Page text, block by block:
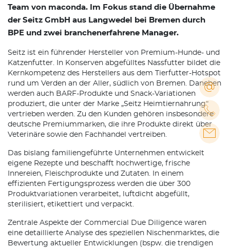
Team von maconda. Im Fokus stand die Übernahme
der Seitz GmbH aus Langwedel bei Bremen durch
BPE und zwei branchenerfahrene Manager.
Seitz ist ein führender Hersteller von Premium-Hunde- und
Katzenfutter. In Konserven abgefülltes Nassfutter bildet die
Kernkompetenz des Herstellers aus dem Tierfutter-Hotspot
rund um Verden an der Aller, südlich von Bremen. Daneben
werden auch BARF-Produkte und Snack-Variationen
produziert, die unter der Marke „Seitz Heimtiernahrung“
vertrieben werden. Zu den Kunden gehören insbesondere
deutsche Premiummarken, die ihre Produkte direkt über
Veterinäre sowie den Fachhandel vertreiben.
Das bislang familiengeführte Unternehmen entwickelt
eigene Rezepte und beschafft hochwertige, frische
Innereien, Fleischprodukte und Zutaten. In einem
effizienten Fertigungsprozess werden die über 300
Produktvariationen verarbeitet, luftdicht abgefüllt,
sterilisiert, etikettiert und verpackt.
Zentrale Aspekte der Commercial Due Diligence waren
eine detaillierte Analyse des speziellen Nischenmarktes, die
Bewertung aktueller Entwicklungen (bspw. die trendigen